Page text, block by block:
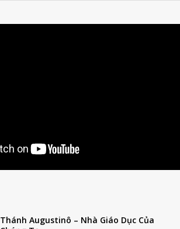
Thánh Augustinô – Nhà Giáo Dục Của